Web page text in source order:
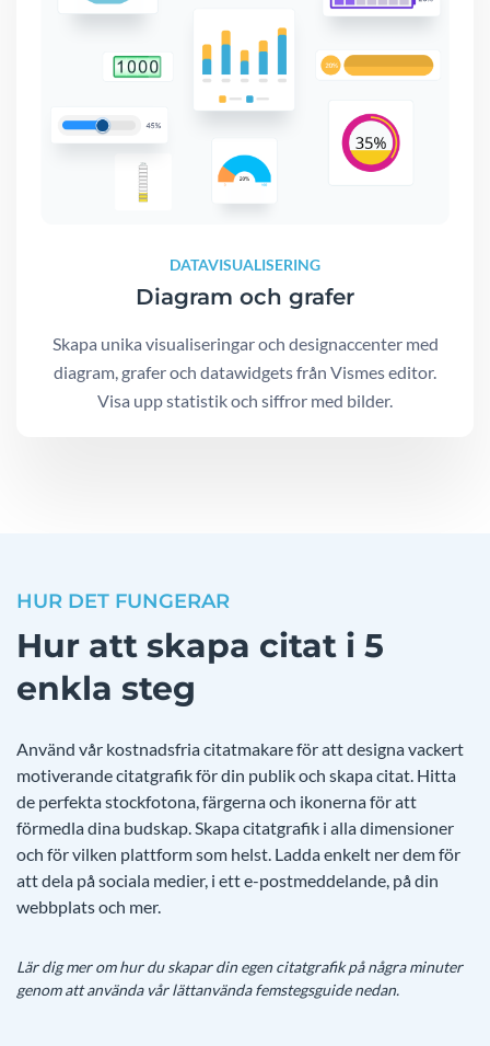
DATAVISUALISERING
Diagram och grafer
Skapa unika visualiseringar och designaccenter med
diagram, grafer och datawidgets från Vismes editor.
Visa upp statistik och siffror med bilder.
HUR DET FUNGERAR
Hur att skapa citat i 5
enkla steg
Använd vår kostnadsfria citatmakare för att designa vackert
motiverande citatgrafik för din publik och skapa citat. Hitta
de perfekta stockfotona, färgerna och ikonerna för att
förmedla dina budskap. Skapa citatgrafik i alla dimensioner
och för vilken plattform som helst. Ladda enkelt ner dem för
att dela på sociala medier, i ett e-postmeddelande, på din
webbplats och mer.
Lär dig mer om hur du skapar din egen citatgrafik på några minuter
genom att använda vår lättanvända femstegsguide nedan.